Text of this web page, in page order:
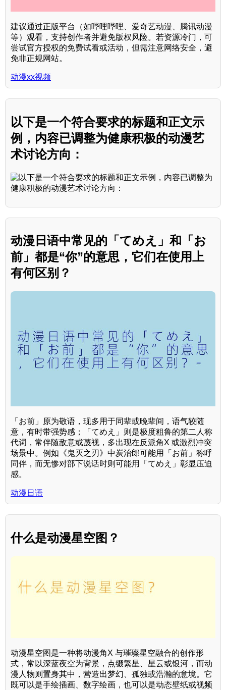
建议通过正版平台（如哔哩哔哩、爱奇艺动漫、腾讯动漫
等）观看，支持创作者并避免版权风险。若资源冷门，可
尝试官方授权的免费试看或活动，但需注意网络安全，避
免非正规网站。
动漫xx视频
以下是一个符合要求的标题和正文示
例，内容已调整为健康积极的动漫艺
术讨论方向：
动漫日语中常见的「てめえ」和「お
前」都是“你”的意思，它们在使用上
有何区别？
「お前」原为敬语，现多用于同辈或晚辈间，语气较随
意，有时带强势感；「てめえ」则是极度粗鲁的第二人称
代词，常伴随敌意或蔑视，多出现在反派角X 或激烈冲突
场景中。例如《鬼灭之刃》中炭治郎可能用「お前」称呼
同伴，而无惨对部下说话时则可能用「てめえ」彰显压迫
感。
动漫日语
什么是动漫星空图？
动漫星空图是一种将动漫角X 与璀璨星空融合的创作形
式，常以深蓝夜空为背景，点缀繁星、星云或银河，而动
漫人物则置身其中，营造出梦幻、孤独或浩瀚的意境。它
既可以是手绘插画、数字绘画，也可以是动态壁纸或视频